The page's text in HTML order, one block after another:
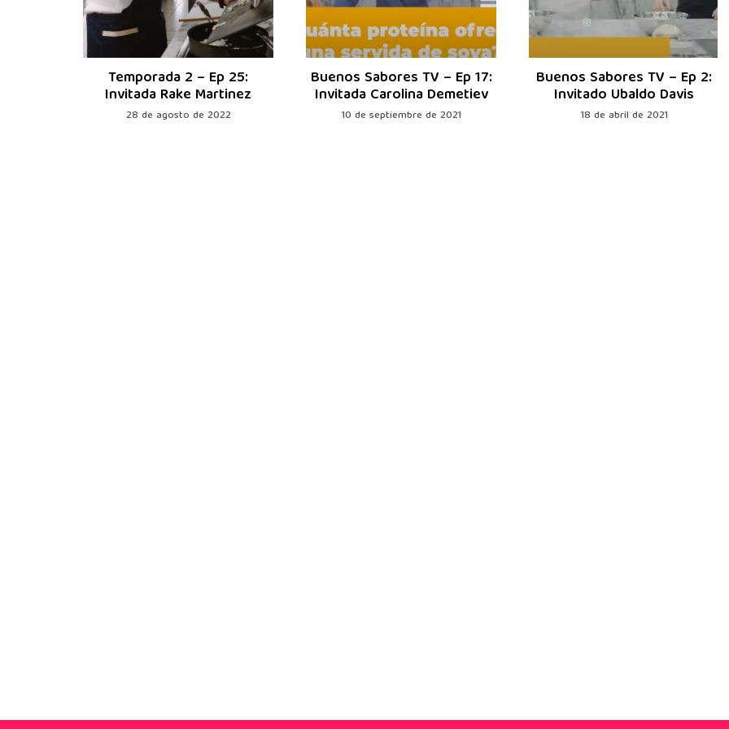
Temporada 2 – Ep 25:
Invitada Rake Martinez
28 de agosto de 2022
Buenos Sabores TV – Ep 17:
Invitada Carolina Demetiev
10 de septiembre de 2021
Buenos Sabores TV – Ep 2:
Invitado Ubaldo Davis
18 de abril de 2021